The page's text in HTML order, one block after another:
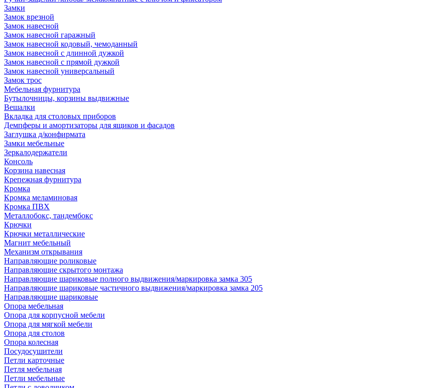
Замки
Замок врезной
Замок навесной
Замок навесной гаражный
Замок навесной кодовый, чемоданный
Замок навесной с длинной дужкой
Замок навесной с прямой дужкой
Замок навесной универсальный
Замок трос
Мебельная фурнитура
Бутылочницы, корзины выдвижные
Вешалки
Вкладка для столовых приборов
Демпферы и амортизаторы для ящиков и фасадов
Заглушка д/конфирмата
Замки мебельные
Зеркалодержатели
Консоль
Корзина навесная
Крепежная фурнитура
Кромка
Кромка меламиновая
Кромка ПВХ
Металлобокс, тандембокс
Крючки
Крючки металлические
Магнит мебельный
Механизм открывания
Направляющие роликовые
Направляющие скрытого монтажа
Направляющие шариковые полного выдвижения/маркировка замка 305
Направляющие шариковые частичного выдвижения/маркировка замка 205
Направляющие шариковые
Опора мебельная
Опора для корпусной мебели
Опора для мягкой мебели
Опора для столов
Опора колесная
Посудосушители
Петли карточные
Петля мебельная
Петли мебельные